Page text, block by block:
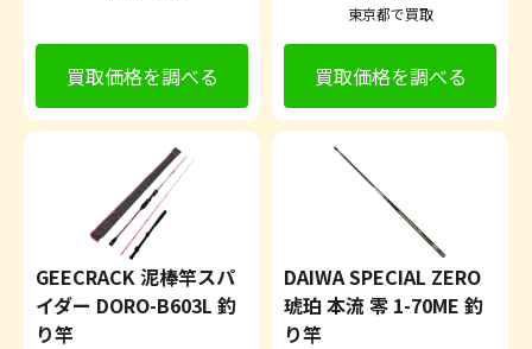
買取価格を調べる
東京都で買取
買取価格を調べる
GEECRACK 泥棒竿スパ
イダー DORO-B603L 釣
り竿
DAIWA SPECIAL ZERO
琥珀 本流 零 1-70ME 釣
り竿